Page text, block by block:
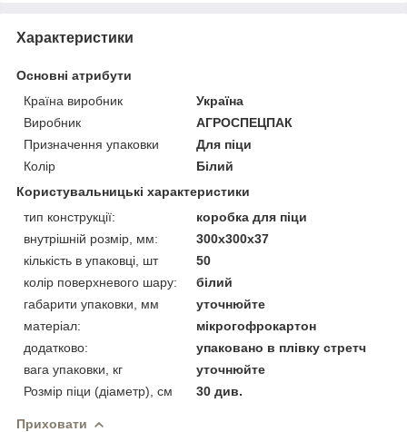
Характеристики
Основні атрибути
Країна виробник
Україна
Виробник
АГРОСПЕЦПАК
Призначення упаковки
Для піци
Колір
Білий
Користувальницькі характеристики
тип конструкції:
коробка для піци
внутрішній розмір, мм:
300х300х37
кількість в упаковці, шт
50
колір поверхневого шару:
білий
габарити упаковки, мм
уточнюйте
матеріал:
мікрогофрокартон
додатково:
упаковано в плівку стретч
вага упаковки, кг
уточнюйте
Розмір піци (діаметр), см
30 див.
Приховати